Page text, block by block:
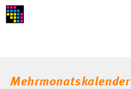
Mehrmonatskalender